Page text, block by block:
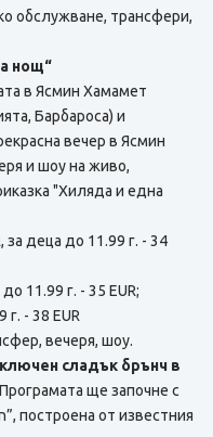
обслужване, трансфери,
нощ“
в Ясмин Хамамет
Барбароса) и
вечер в Ясмин
и шоу на живо,
"Хиляда и една
за деца до 11.99 г. - 34
11.99 г. - 35 EUR;
- 38 EUR
вечеря, шоу.
сладък брънч в
Програмата ще започне с
построенa от известния